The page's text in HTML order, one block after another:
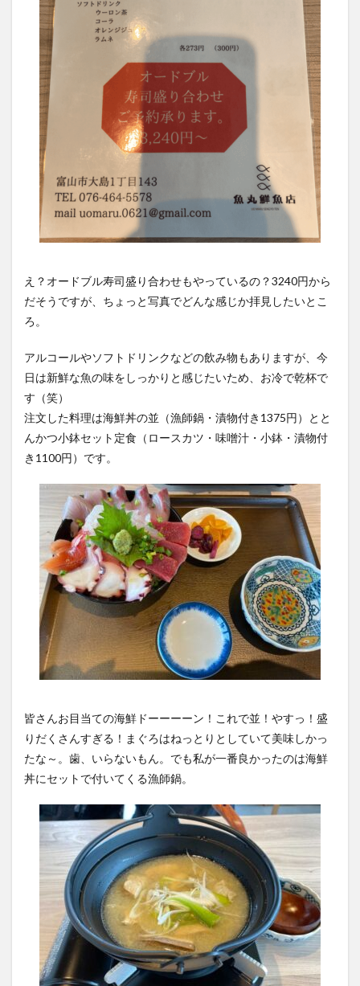
え？オードブル寿司盛り合わせもやっているの？3240円から
だそうですが、ちょっと写真でどんな感じか拝見したいとこ
ろ。
アルコールやソフトドリンクなどの飲み物もありますが、今
日は新鮮な魚の味をしっかりと感じたいため、お冷で乾杯で
す（笑）
注文した料理は海鮮丼の並（漁師鍋・漬物付き1375円）とと
んかつ小鉢セット定食（ロースカツ・味噌汁・小鉢・漬物付
き1100円）です。
皆さんお目当ての海鮮ドーーーーン！これで並！やすっ！盛
りだくさんすぎる！まぐろはねっとりとしていて美味しかっ
たな～。歯、いらないもん。でも私が一番良かったのは海鮮
丼にセットで付いてくる漁師鍋。